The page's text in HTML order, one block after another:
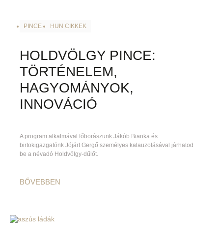
PINCE HUN CIKKEK
HOLDVÖLGY PINCE:
TÖRTÉNELEM,
HAGYOMÁNYOK,
INNOVÁCIÓ
A program alkalmával főborászunk Jákób Bianka és
birtokigazgatónk Jójárt Gergő személyes kalauzolásával járhatod
be a névadó Holdvölgy-dűlőt.
BŐVEBBEN